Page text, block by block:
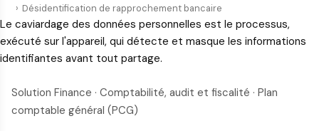
› Désidentification de rapprochement bancaire
Le caviardage des données personnelles est le processus,
exécuté sur l'appareil, qui détecte et masque les informations
identifiantes avant tout partage.
Solution Finance · Comptabilité, audit et fiscalité · Plan
comptable général (PCG)